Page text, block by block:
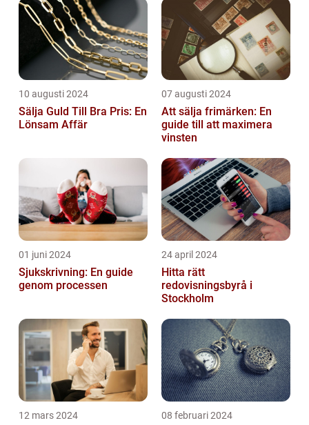
10 augusti 2024
Sälja Guld Till Bra Pris: En
Lönsam Affär
07 augusti 2024
Att sälja frimärken: En
guide till att maximera
vinsten
01 juni 2024
Sjukskrivning: En guide
genom processen
24 april 2024
Hitta rätt
redovisningsbyrå i
Stockholm
12 mars 2024 08 februari 2024